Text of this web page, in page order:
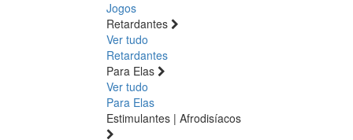
Jogos
Retardantes
Ver tudo
Retardantes
Para Elas
Ver tudo
Para Elas
Estimulantes | Afrodisíacos